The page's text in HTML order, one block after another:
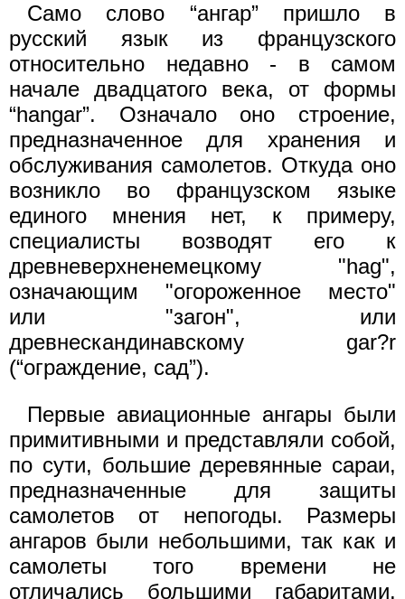
Само слово “ангар” пришло в
русский язык из французского
относительно недавно - в самом
начале двадцатого века, от формы
“hangar”. Означало оно строение,
предназначенное для хранения и
обслуживания самолетов. Откуда оно
возникло во французском языке
единого мнения нет, к примеру,
специалисты возводят его к
древневерхненемецкому "hag",
означающим "огороженное место"
или "загон", или
древнескандинавскому gar?r
(“ограждение, сад”).
Первые авиационные ангары были
примитивными и представляли собой,
по сути, большие деревянные сараи,
предназначенные для защиты
самолетов от непогоды. Размеры
ангаров были небольшими, так как и
самолеты того времени не
отличались большими габаритами.